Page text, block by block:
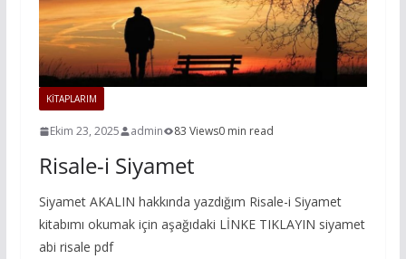
KİTAPLARIM
Ekim 23, 2025 admin 83 Views0 min read
Risale-i Siyamet
Siyamet AKALIN hakkında yazdığım Risale-i Siyamet
kitabımı okumak için aşağıdaki LİNKE TIKLAYIN siyamet
abi risale pdf